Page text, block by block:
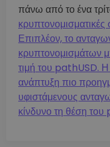
πάνω από το ένα
Επιπλέον, το
κρυπτονομισμάτων
τιμή του pathUSD.
ανάπτυξη πιο
υφιστάμενους
κίνδυνο τη θέση